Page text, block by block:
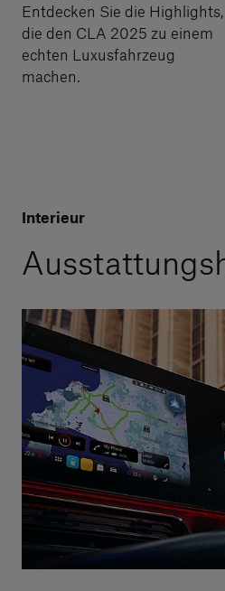
Entdecken Sie die Highlights,
die den CLA 2025 zu einem
echten Luxusfahrzeug
machen.
Interieur